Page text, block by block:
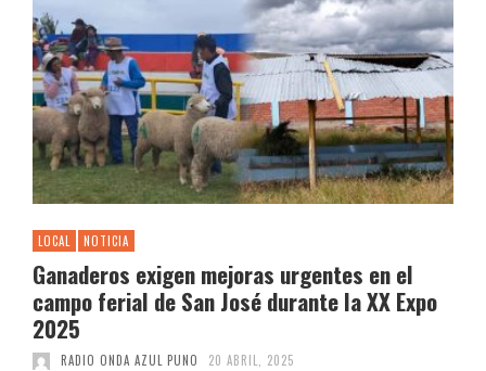
LOCAL NOTICIA
Ganaderos exigen mejoras urgentes en el
campo ferial de San José durante la XX Expo
2025
RADIO ONDA AZUL PUNO 20 ABRIL, 2025